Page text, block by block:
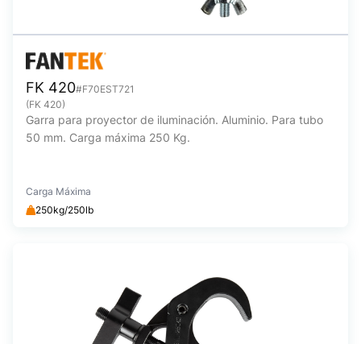
FK 420#F70EST721
(FK 420)
Garra para proyector de iluminación. Aluminio. Para tubo
50 mm. Carga máxima 250 Kg.
Carga Máxima
250kg/250lb